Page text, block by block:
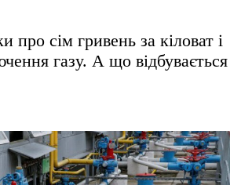
про сім гривень за кіловат і
газу. А що відбувається